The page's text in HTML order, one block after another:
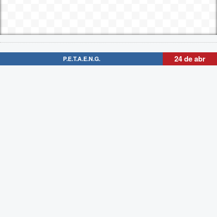
P.E.T.A.E.N.G. 24 de abr